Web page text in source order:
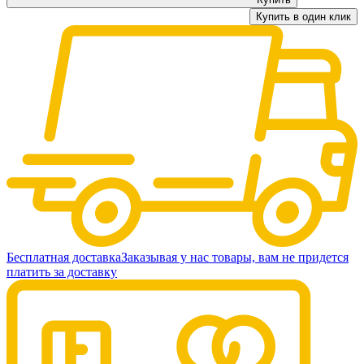
Купить в один клик
Бесплатная доставкаЗаказывая у нас товары, вам не придется
платить за доставку